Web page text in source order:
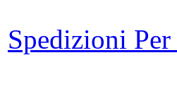
Spedizioni